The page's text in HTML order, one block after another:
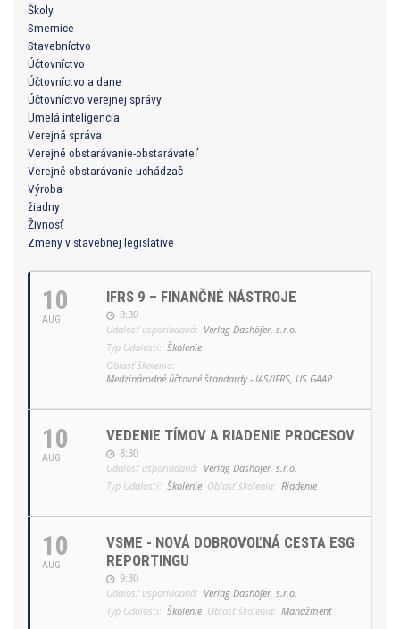
Školy
Smernice
Stavebníctvo
Účtovníctvo
Účtovníctvo a dane
Účtovníctvo verejnej správy
Umelá inteligencia
Verejná správa
Verejné obstarávanie-obstarávateľ
Verejné obstarávanie-uchádzač
Výroba
žiadny
Živnosť
Zmeny v stavebnej legislatíve
10
AUG
IFRS 9 – FINANČNÉ NÁSTROJE
8:30
Udalosť usporiadaná: Verlag Dashöfer, s.r.o.
Typ Udalosti: Školenie
Oblasť školenia:
Medzinárodné účtovné štandardy - IAS/IFRS, US GAAP
10
AUG
VEDENIE TÍMOV A RIADENIE PROCESOV
8:30
Udalosť usporiadaná: Verlag Dashöfer, s.r.o.
Typ Udalosti: Školenie Oblasť školenia: Riadenie
10
AUG
VSME - NOVÁ DOBROVOĽNÁ CESTA ESG
REPORTINGU
9:30
Udalosť usporiadaná: Verlag Dashöfer, s.r.o.
Typ Udalosti: Školenie Oblasť školenia: Manažment